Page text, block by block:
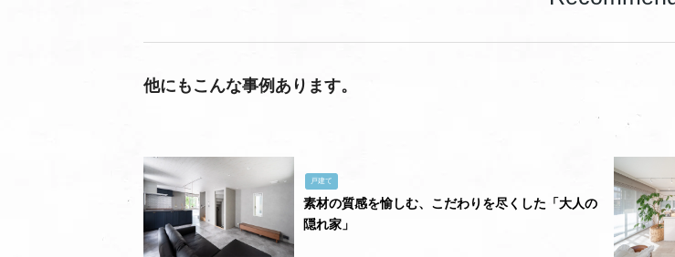
他にもこんな事例あります。
戸建て
素材の質感を愉しむ、こだわりを尽くした「大人の
隠れ家」